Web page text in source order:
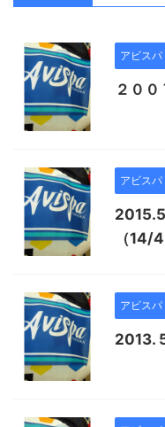
アビスパ
２０
アビスパ
（14/
アビスパ
2013.